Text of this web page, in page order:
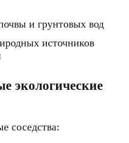
и грунтовых вод
источников
экологические
соседства: